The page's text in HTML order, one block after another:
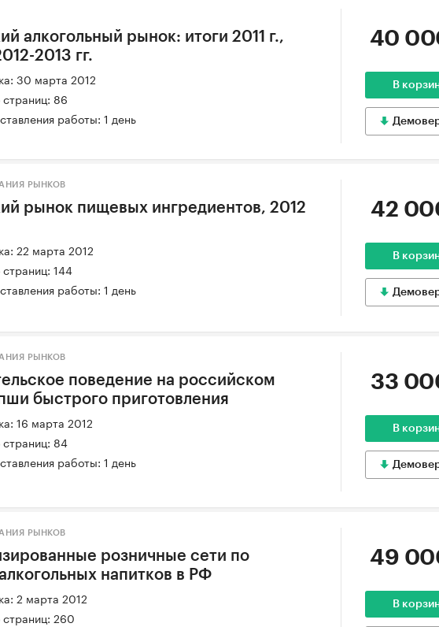
алкогольный рынок: итоги 2011 г.,
2013 гг.
30 марта 2012
страниц: 86
работы: 1 день
40
В
РЫНКОВ
рынок пищевых ингредиентов, 2012
22 марта 2012
144
работы: 1 день
42
В
РЫНКОВ
поведение на российском
быстрого приготовления
16 марта 2012
страниц: 84
работы: 1 день
33
В
РЫНКОВ
розничные сети по
напитков в РФ
2 марта 2012
страниц: 260
49
В